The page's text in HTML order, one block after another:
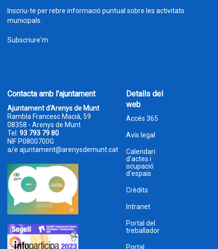
Inscriu-te per rebre informació puntual sobre les activitats
municipals.
Subscriure'm
Contacta amb l'ajuntament
Ajuntament d'Arenys de Munt
Rambla Francesc Macià, 59
08358 - Arenys de Munt
Tel. 93 793 79 80
NIF P0800700G
a/e ajuntament@arenysdemunt.cat
Detalls del
web
Accés 365
Avís legal
Calendari
d'actes i
ocupació
d'espais
Crèdits
Intranet
Portal del
treballador
Portal